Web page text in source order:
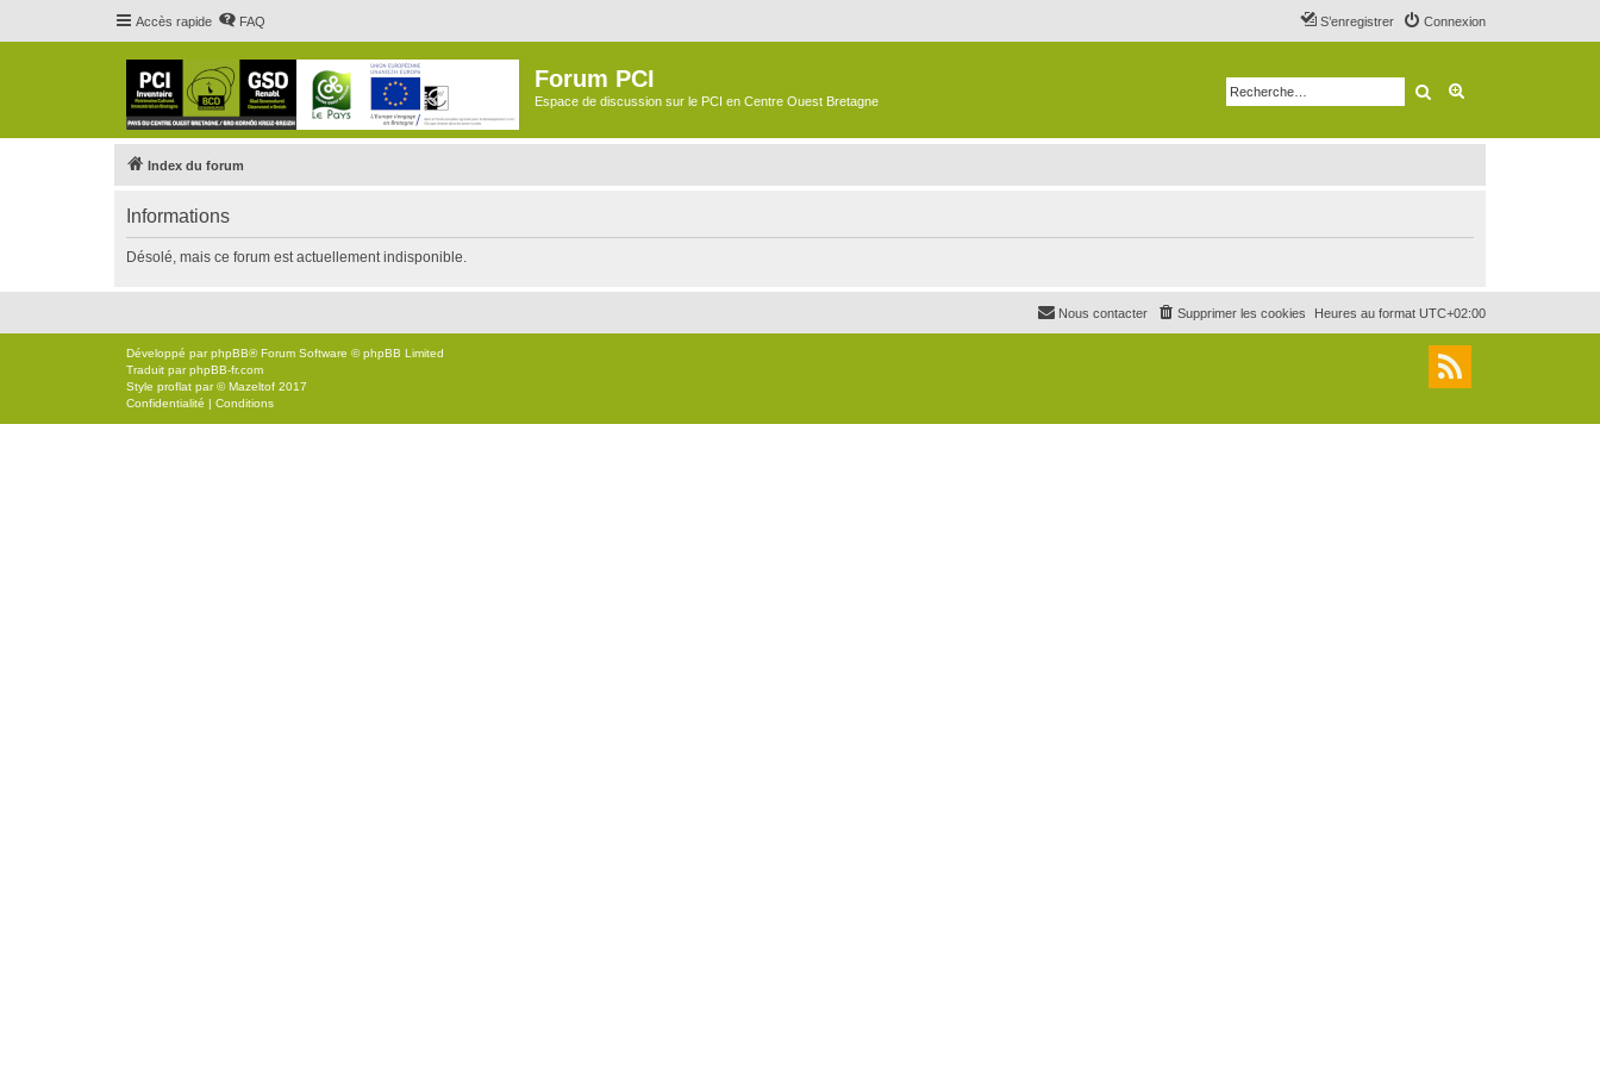
Accès rapide FAQ Connexion
S’enregistrer
Forum PCI
Espace de discussion sur le PCI en Centre Ouest Bretagne Rechercher
Index du forum
Informations
Désolé, mais ce forum est actuellement indisponible.
Heures au format UTC+02:00
Supprimer les cookies
Nous contacter
Développé parphpBB® Forum Software © phpBB Limited
Traduit parphpBB-fr.com
Style proflat par ©Mazeltof 2017
Confidentialité | Conditions